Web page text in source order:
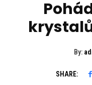
By:
SHARE: